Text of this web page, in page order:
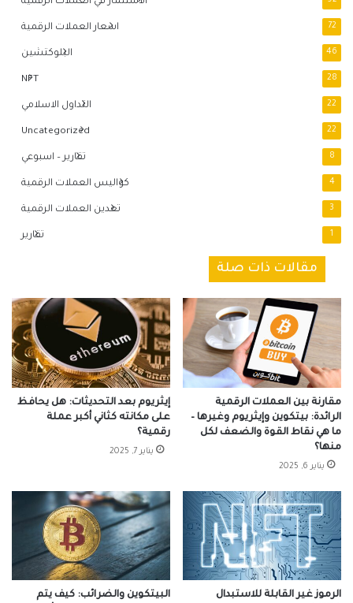
اسعار العملات الرقمية 72
البلوكتشين 46
NFT 28
التداول الاسلامي 22
Uncategorized 22
تقارير – اسبوعي 8
كواليس العملات الرقمية 4
تعدين العملات الرقمية 3
تقارير 1
مقالات ذات صلة
إيثريوم بعد التحديثات: هل يحافظ
على مكانته كثاني أكبر عملة
رقمية؟
يناير 7, 2025
مقارنة بين العملات الرقمية
الرائدة: بيتكوين وإيثريوم وغيرها –
ما هي نقاط القوة والضعف لكل
منها؟
يناير 6, 2025
البيتكوين والضرائب: كيف يتم
الرموز غير القابلة للاستبدال